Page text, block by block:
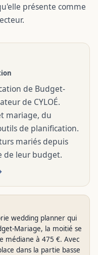
présente comme
de Budget-
de CYLOÉ.
mariage, du
de planification.
mariés depuis
de leur budget.
wedding planner qui
Mariage, la moitié se
médiane à 475 €. Avec
dans la partie basse